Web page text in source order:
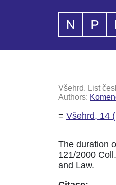
Všehrd. List
Authors:
= Všehrd, 14
The duration
121/2000
and Law.